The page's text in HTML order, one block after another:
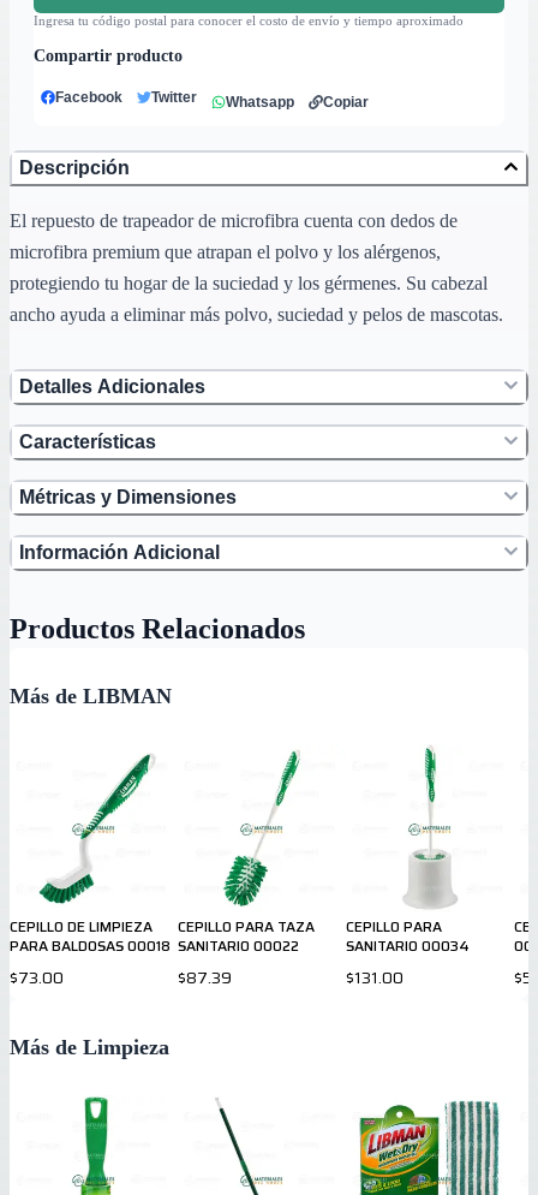
Ingresa tu código postal para conocer el costo de envío y tiempo aproximado
Compartir producto
Facebook Twitter Whatsapp Copiar
Descripción
El repuesto de trapeador de microfibra cuenta con dedos de
microfibra premium que atrapan el polvo y los alérgenos,
protegiendo tu hogar de la suciedad y los gérmenes. Su cabezal
ancho ayuda a eliminar más polvo, suciedad y pelos de mascotas.
Detalles Adicionales
Características
Métricas y Dimensiones
Información Adicional
Productos Relacionados
Más de LIBMAN
CEPILLO DE LIMPIEZA
PARA BALDOSAS 00018
$73.00
CEPILLO PARA TAZA
SANITARIO 00022
$87.39
CEPILLO PARA
SANITARIO 00034
$131.00
Más de Limpieza